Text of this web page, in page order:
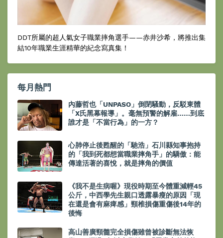
DDT所屬的超人氣女子職業摔角選手——赤井沙希，將推出集
結10年職業生涯精華的紀念寫真集！
每月熱門
內藤哲也「UNPASO」倒閉騷動，反駁東體
「X氏黑幕報導」。毫無預警的解雇……到底
誰才是「不當行為」的一方？
心肺停止後甦醒的「馳浩」石川縣知事抱持
的「我到死都想當職業摔角手」的驕傲：能
傳達活著的喜悅，就是摔角的價值
《我不是生病喔》現役時期至今體重減輕45
公斤，中西學先生親口透露暴瘦的原因「現
在還是會有麻痺感」頸椎損傷重傷後14年的
後悔
高山善廣頸髓完全損傷雖曾被診斷無法恢